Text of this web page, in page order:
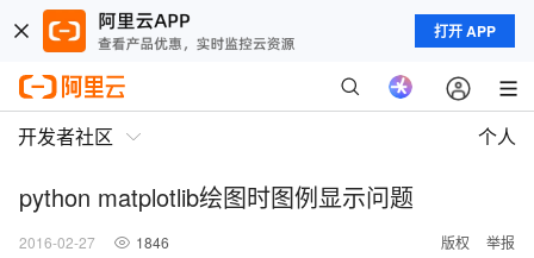
打开 APP
开发者社区 个人
python matplotlib绘图时图例显示问题
2016-02-27 1846 版权 举报